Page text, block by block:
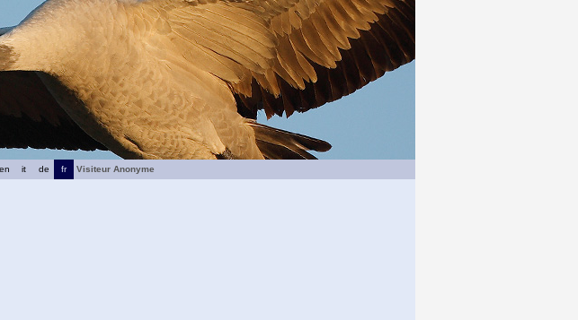
fr
de
it
en
Visiteur Anonyme